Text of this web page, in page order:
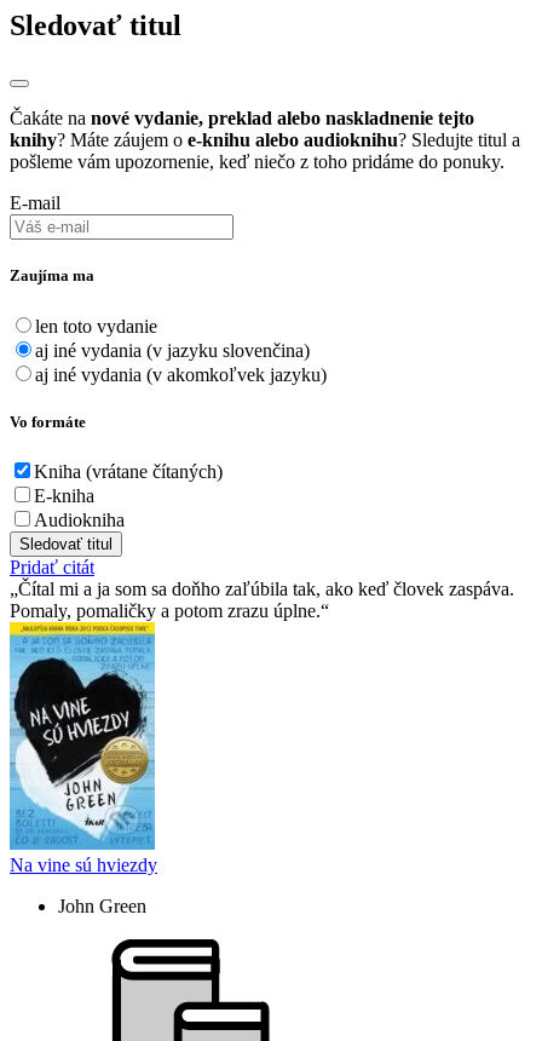
Sledovať titul
Čakáte na nové vydanie, preklad alebo naskladnenie tejto
knihy? Máte záujem o e-knihu alebo audioknihu? Sledujte titul a
pošleme vám upozornenie, keď niečo z toho pridáme do ponuky.
E-mail
Zaujíma ma
len toto vydanie
aj iné vydania (v jazyku slovenčina)
aj iné vydania (v akomkoľvek jazyku)
Vo formáte
Kniha (vrátane čítaných)
E-kniha
Audiokniha
Sledovať titul
Pridať citát
Čítal mi a ja som sa doňho zaľúbila tak, ako keď človek zaspáva.
Pomaly, pomaličky a potom zrazu úplne.
Na vine sú hviezdy
John Green